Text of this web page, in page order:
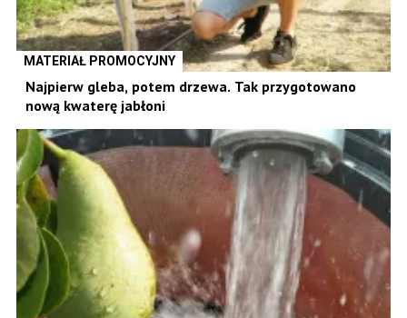
MATERIAŁ PROMOCYJNY
Najpierw gleba, potem drzewa. Tak przygotowano
nową kwaterę jabłoni